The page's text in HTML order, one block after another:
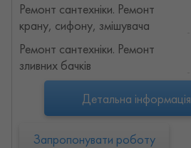
Ремонт сантехніки. Ремонт
крану, сифону, змішувача
Ремонт сантехніки. Ремонт
зливних бачків
Детальна інформація
Запропонувати роботу